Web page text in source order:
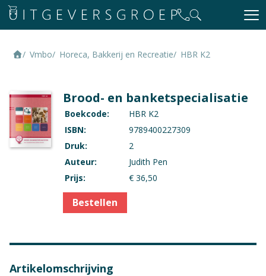
Vmbo Horeca, Bakkerij en Recreatie HBR K2
Brood- en banketspecialisatie
Boekcode:
HBR K2
ISBN:
9789400227309
Druk:
2
Auteur:
Judith Pen
Prijs:
€ 36,50
Bestellen
Artikelomschrijving